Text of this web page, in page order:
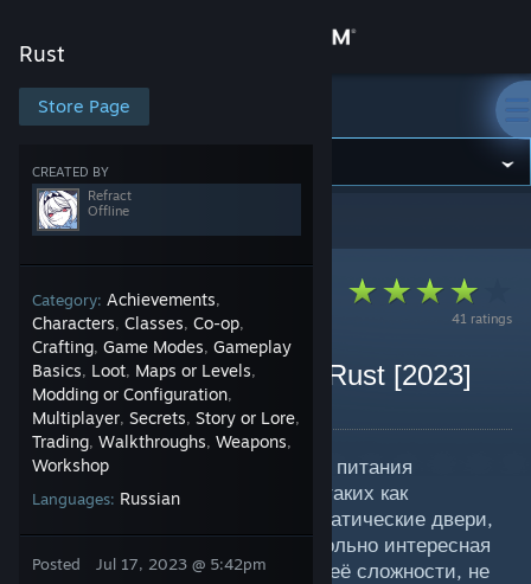
Store
Community
About
Support
Change language
Get the Steam Mobile App
View desktop website
Rust
Store Page
CREATED BY
Refract
Offline
Category: Achievements,
Characters, Classes, Co-op,
Crafting, Game Modes, Gameplay
Basics, Loot, Maps or Levels,
Modding or Configuration,
Multiplayer, Secrets, Story or Lore,
Trading, Walkthroughs, Weapons,
Workshop
Languages: Russian
Posted Jul 17, 2023 @ 5:42pm
Rust
>Guides
41 ratings
Гайд на электричество Rust [2023]
By Refract
Электричество используется для питания
различных устройств и систем, таких как
освещение, сигнализация, автоматические двери,
турели и многое другое. Это довольно интересная
механика, которой многие, из-за её сложности, не